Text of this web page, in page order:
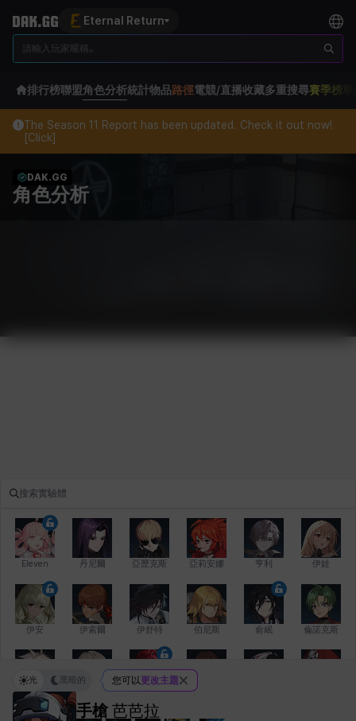
Eternal Return
排行榜聯盟角色分析統計物品路徑電競/直播收藏多重搜尋賽季榜單
The Season 11 Report has been updated. Check it out now!
[Click]
DAK.GG
角色分析
Eleven 丹尼爾 亞歷克斯 亞莉安娜 亨利 伊娃
伊安 伊索爾 伊舒特 伯尼斯 俞岷 倫諾克斯
傑琪 克雷弗
手槍 芭芭拉
光 黑暗的 您可以更改主題